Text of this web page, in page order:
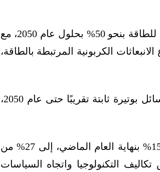
تتوقع إدارة معلومات الطاقة الأميركية زيادة الاستهلاك العالمي للطاقة بنحو 50% بحلول عام 2050، مع
الكربونية المرتبطة بالطاقة،
وبحسب التقرير، من المتوقع استمرار نمو استهلاك الوقود السائل بوتيرة ثابتة تقريبًا حتى عام 2050،
ومن المرجح ارتفاع الطلب على مصادر الطاقة المتجددة من 15% بنهاية العام الماضي، إلى 27% من
بحلول عام 2050، مع انخفاض تكاليف التكنولوجيا واتجاه السياسات